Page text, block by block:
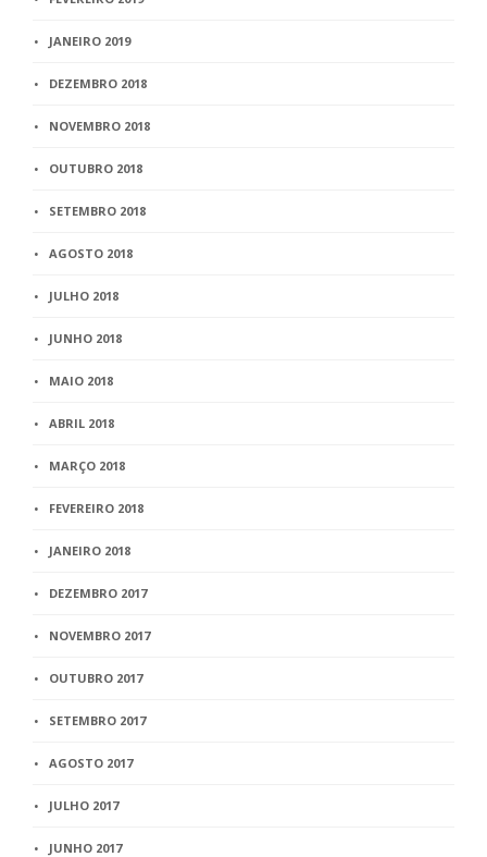
JANEIRO 2019
DEZEMBRO 2018
NOVEMBRO 2018
OUTUBRO 2018
SETEMBRO 2018
AGOSTO 2018
JULHO 2018
JUNHO 2018
MAIO 2018
ABRIL 2018
MARÇO 2018
FEVEREIRO 2018
JANEIRO 2018
DEZEMBRO 2017
NOVEMBRO 2017
OUTUBRO 2017
SETEMBRO 2017
AGOSTO 2017
JULHO 2017
JUNHO 2017